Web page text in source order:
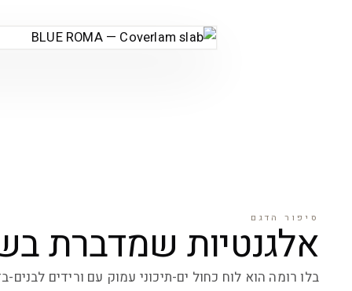
סיפור הדגם
אלגנטיות שמדברת
בלו רומה הוא לוח כחול ים-תיכוני עמוק עם ורידים לבנים-